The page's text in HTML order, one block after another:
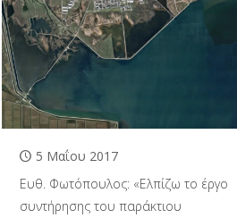
5 Μαΐου 2017
Ευθ. Φωτόπουλος: «Ελπίζω το έργο
συντήρησης του παράκτιου